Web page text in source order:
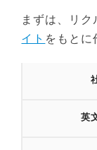
まずは、リク
イト をもとに
英